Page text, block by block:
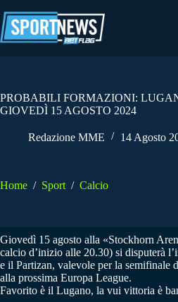
al
contenuto
PROBABILI FORMAZIONI:
GIOVEDÌ 15 AGOSTO 2024
Redazione MME 14 Agosto
Home / Sport / Calcio
Giovedì 15 agosto alla «Stockhorn
calcio d’inizio alle 20.30) si disputerà
e il Partizan, valevole per la semifinale
alla prossima Europa League.
Favorito è il Lugano, la vui vittoria è